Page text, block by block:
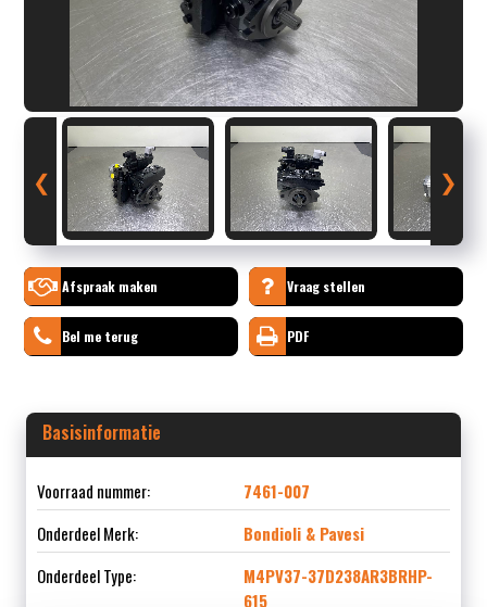
❮ ❯
Afspraak maken Vraag stellen
Bel me terug PDF
Basisinformatie
Voorraad nummer:
7461-007
Onderdeel Merk:
Bondioli & Pavesi
Onderdeel Type:
M4PV37-37D238AR3BRHP-
615